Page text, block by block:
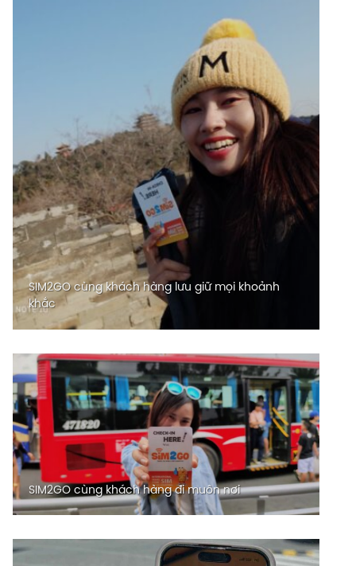
SIM2GO cùng khách hàng lưu giữ mọi khoảnh
khắc
SIM2GO cùng khách hàng đi muôn nơi